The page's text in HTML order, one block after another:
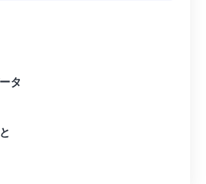
タ